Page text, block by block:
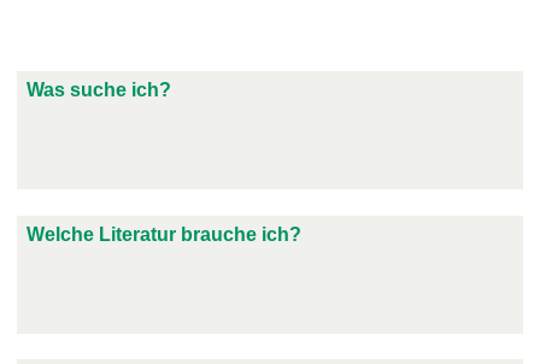
Was suche ich?
Welche Literatur brauche ich?